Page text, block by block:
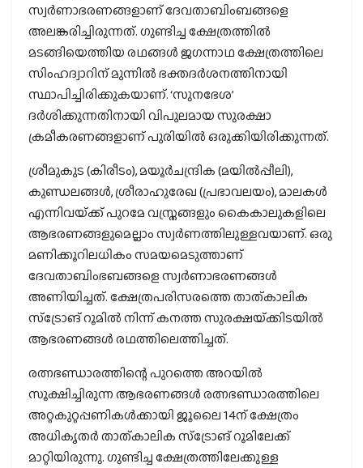
സ്വര്‍ണാഭരണങ്ങളാണ് ദേവതാബിംബങ്ങളെ
അലങ്കരിച്ചിരുന്നത്. ഗുണ്ടിച്ച ക്ഷേത്രത്തില്‍
മടങ്ങിയെത്തിയ രഥങ്ങള്‍ ജഗന്നാഥ ക്ഷേത്രത്തിലെ
സിംഹദ്വാറിന് മുന്നില്‍ ഭക്തദര്‍ശനത്തിനായി
സ്ഥാപിച്ചിരിക്കുകയാണ്. ‘സുനഭേശ’
ദര്‍ശിക്കുന്നതിനായി വിപുലമായ സുരക്ഷാ
ക്രമീകരണങ്ങളാണ് പുരിയില്‍ ഒരുക്കിയിരിക്കുന്നത്.
ശ്രീമുകുട (കിരീടം), മയൂര്‍ചന്ദ്രിക (മയില്‍പ്പീലി),
കുണ്ഡലങ്ങള്‍, ശ്രീരാഹുരേഖ (പ്രഭാവലയം), മാലകള്‍
എന്നിവയ്‌ക്ക് പുറമേ വസ്ത്രങ്ങളും കൈകാലുകളിലെ
ആഭരണങ്ങളുമെല്ലാം സ്വര്‍ണത്തിലുള്ളവയാണ്. ഒരു
മണിക്കൂറിലധികം സമയമെടുത്താണ്
ദേവതാബിംഭബങ്ങളെ സ്വര്‍ണാഭരണങ്ങള്‍
അണിയിച്ചത്. ക്ഷേത്രപരിസരത്തെ താത്കാലിക
സ്ട്രോങ് റൂമില്‍ നിന്ന് കനത്ത സുരക്ഷയ്‌ക്കിടയില്‍
ആഭരണങ്ങള്‍ രഥത്തിലെത്തിച്ചത്.
രത്നഭണ്ഡാരത്തിന്റെ പുറത്തെ അറയില്‍
സൂക്ഷിച്ചിരുന്ന ആഭരണങ്ങള്‍ രത്നഭണ്ഡാരത്തിലെ
അറ്റകുറ്റപ്പണികള്‍ക്കായി ജൂലൈ 14ന് ക്ഷേത്രം
അധികൃതര്‍ താത്കാലിക സ്ട്രോങ് റൂമിലേക്ക്
മാറ്റിയിരുന്നു. ഗുണ്ടിച്ച ക്ഷേത്രത്തിലേക്കുള്ള